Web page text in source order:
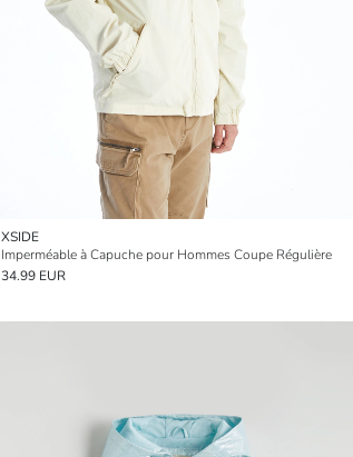
XSIDE
Imperméable à Capuche pour Hommes Coupe Régulière
34.99 EUR